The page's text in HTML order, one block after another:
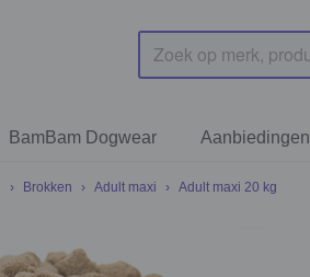
BamBam Dogwear Aanbiedingen
› Brokken › Adult maxi › Adult maxi 20 kg